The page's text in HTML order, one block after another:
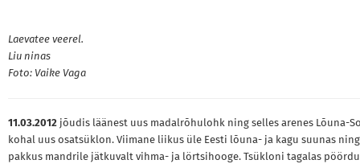
Laevatee veerel.
Liu ninas
Foto: Vaike Vaga
11.03.2012 jõudis läänest uus madalrõhulohk ning selles arenes Lõuna-
kohal uus osatsüklon. Viimane liikus üle Eesti lõuna- ja kagu suunas ning
pakkus mandrile jätkuvalt vihma- ja lörtsihooge. Tsükloni tagalas